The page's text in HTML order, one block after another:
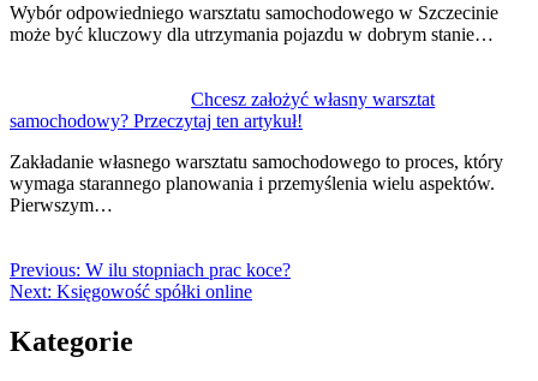
Wybór odpowiedniego warsztatu samochodowego w Szczecinie
może być kluczowy dla utrzymania pojazdu w dobrym stanie…
Chcesz założyć własny warsztat
samochodowy? Przeczytaj ten artykuł!
Zakładanie własnego warsztatu samochodowego to proces, który
wymaga starannego planowania i przemyślenia wielu aspektów.
Pierwszym…
Previous: W ilu stopniach prac koce?
Next: Księgowość spółki online
Kategorie